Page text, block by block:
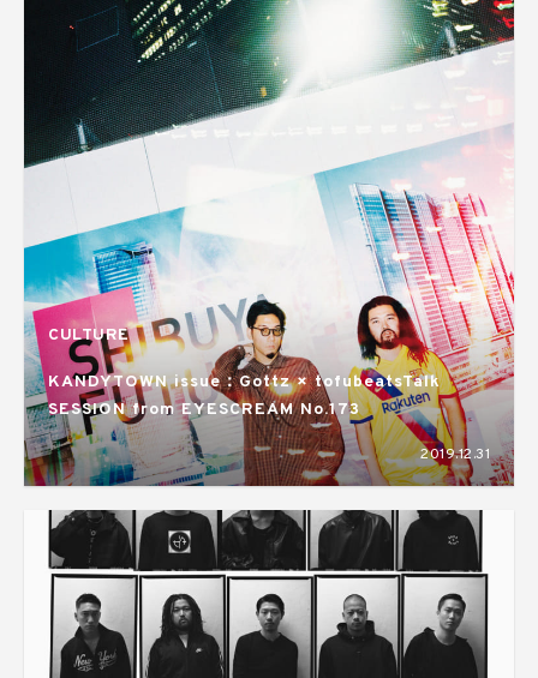
CULTURE
KANDYTOWN issue：Gottz × tofubeatsTalk
SESSION from EYESCREAM No.173
2019.12.31